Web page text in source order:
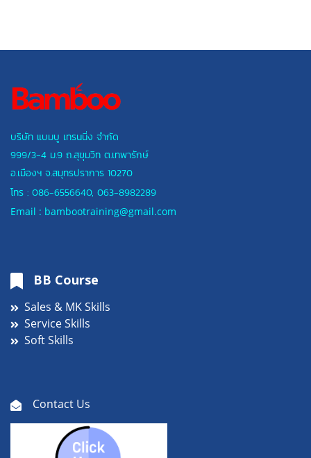
บริษัท แบมบู เทรนนิ่ง จำกัด
999/3-4 ม.9 ถ.สุขุมวิท ต.เทพารักษ์
อ.เมืองฯ จ.สมุทรปราการ 10270
โทร : 086-6556640, 063-8982289
Email : bambootraining@gmail.com
BB Course
Sales & MK Skills
Service Skills
Soft Skills
Contact Us